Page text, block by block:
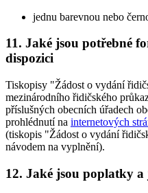
jednu barevnou nebo
11. Jaké jsou potřebné
dispozici
Tiskopisy "Žádost o vydání
mezinárodního řidičského
příslušných obecních úřadech
prohlédnutí na internetových
(tiskopis "Žádost o vydání
návodem na vyplnění).
12. Jaké jsou poplatky